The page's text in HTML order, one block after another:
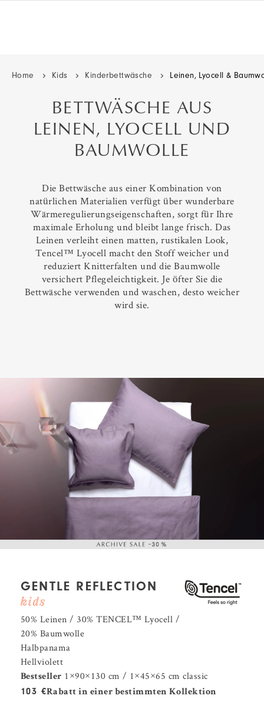
Home Kids Kinderbettwäsche Leinen, Lyocell &
BETTWÄSCHE AUS
LEINEN, LYOCELL UND
BAUMWOLLE
Die Bettwäsche aus einer Kombination von
natürlichen Materialien verfügt über wunderbare
Wärmeregulierungseigenschaften, sorgt für Ihre
maximale Erholung und bleibt lange frisch. Das
Leinen verleiht einen matten, rustikalen Look,
Tencel™ Lyocell macht den Stoff weicher und
reduziert Knitterfalten und die Baumwolle
versichert Pflegeleichtigkeit. Je öfter Sie die
Bettwäsche verwenden und waschen, desto weicher
wird sie.
GENTLE REFLECTION
50% Leinen / 30% TENCEL™️ Lyocell /
20% Baumwolle
Halbpanama
Hellviolett
Bestseller 1×90×130 cm / 1×45×65 cm classic
Rabatt in einer bestimmten Kollektion
103 €